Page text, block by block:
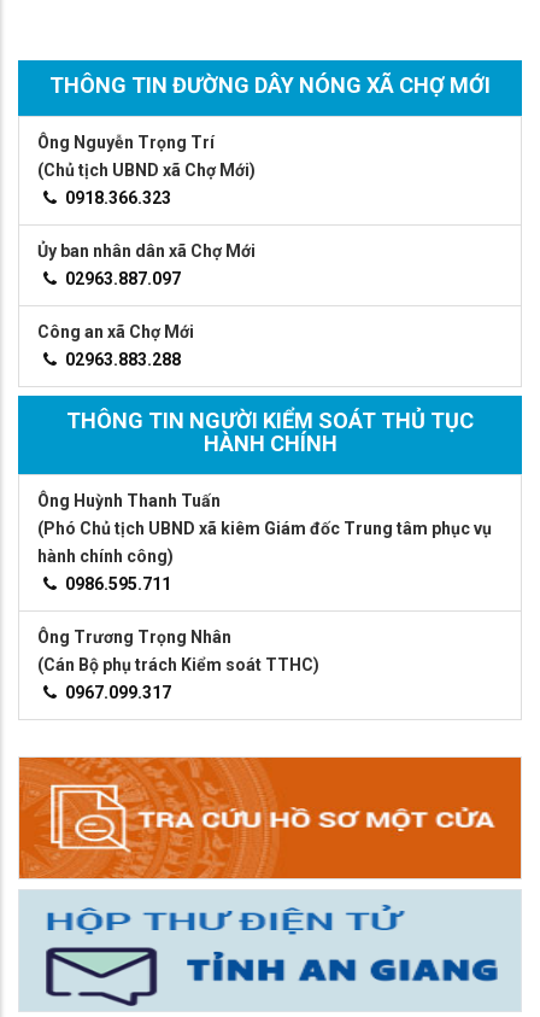
THÔNG TIN ĐƯỜNG DÂY NÓNG XÃ CHỢ MỚI
Ông Nguyễn Trọng Trí
(Chủ tịch UBND xã Chợ Mới)
0918.366.323
Ủy ban nhân dân xã Chợ Mới
02963.887.097
Công an xã Chợ Mới
02963.883.288
THÔNG TIN NGƯỜI KIỂM SOÁT THỦ TỤC
HÀNH CHÍNH
Ông Huỳnh Thanh Tuấn
(Phó Chủ tịch UBND xã kiêm Giám đốc Trung tâm phục vụ
hành chính công)
0986.595.711
Ông Trương Trọng Nhân
(Cán Bộ phụ trách Kiểm soát TTHC)
0967.099.317